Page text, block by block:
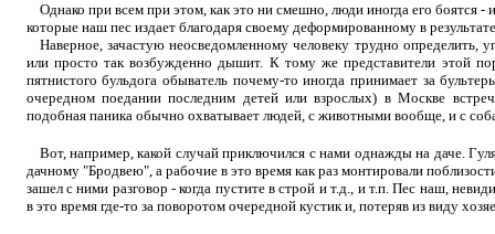
Однако при всем при этом, как это ни смешно, люди иногда его боятся -
которые наш пес издает благодаря своему деформированному в
Наверное, зачастую неосведомленному человеку трудно
или просто так возбужденно дышит. К тому же представители этой
пятнистого бульдога обыватель почему-то иногда принимает за
очередном поедании последним детей или взрослых) в Москве
подобная паника обычно охватывает людей, с животными вообще, и с
Вот, например, какой случай приключился с нами однажды на даче.
дачному "Бродвею", а рабочие в это время как раз монтировали
зашел с ними разговор - когда пустите в строй и т.д., и т.п. Пес наш,
в это время где-то за поворотом очередной кустик и, потеряв из виду